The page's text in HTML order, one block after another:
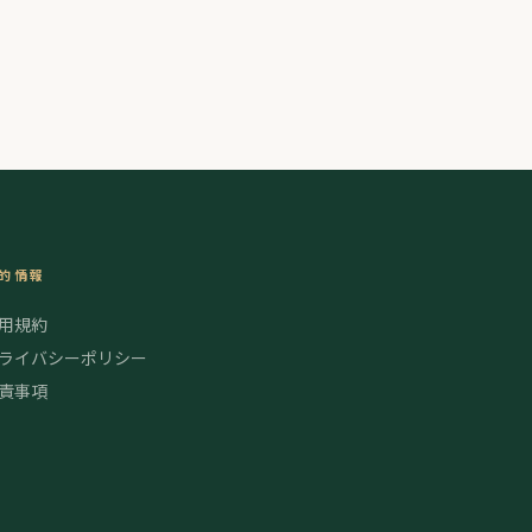
情報
規約
イバシーポリシー
事項